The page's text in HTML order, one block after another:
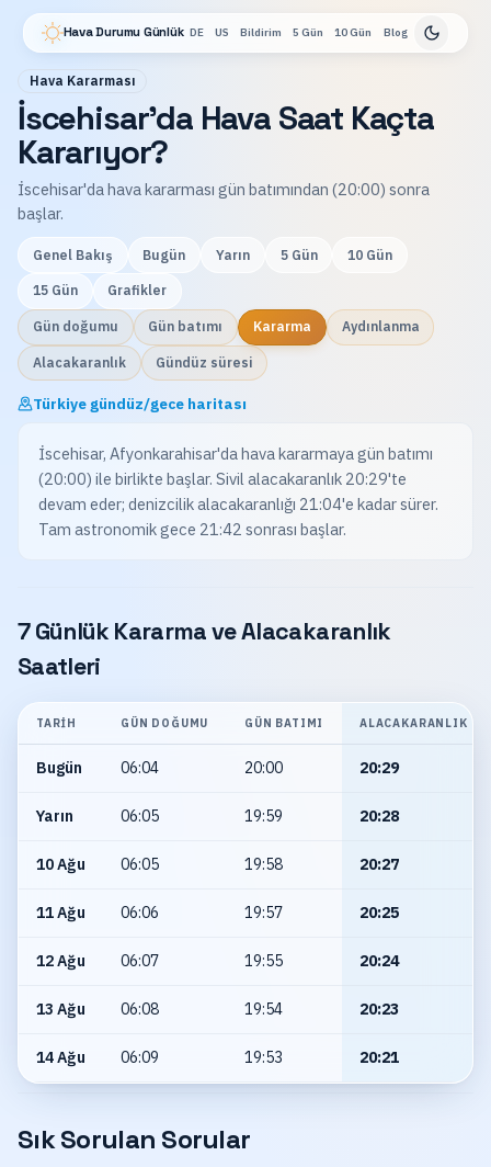
Hava Durumu Günlük DE US Bildirim 5 Gün 10 Gün Blog
Hava Kararması
İscehisar'da Hava Saat Kaçta
Kararıyor?
İscehisar'da hava kararması gün batımından (20:00) sonra
başlar.
Genel Bakış Bugün Yarın 5 Gün 10 Gün
15 Gün Grafikler
Gün doğumu Gün batımı Kararma Aydınlanma
Alacakaranlık Gündüz süresi
Türkiye gündüz/gece haritası
İscehisar, Afyonkarahisar'da hava kararmaya gün batımı
(20:00) ile birlikte başlar. Sivil alacakaranlık 20:29'te
devam eder; denizcilik alacakaranlığı 21:04'e kadar sürer.
Tam astronomik gece 21:42 sonrası başlar.
7 Günlük Kararma ve Alacakaranlık
Saatleri
TARIH GÜN DOĞUMU GÜN BATIMI ALACAKARANLIK
Bugün 06:04 20:00 20:29
Yarın 06:05 19:59 20:28
10 Ağu 06:05 19:58 20:27
11 Ağu 06:06 19:57 20:25
12 Ağu 06:07 19:55 20:24
13 Ağu 06:08 19:54 20:23
14 Ağu 06:09 19:53 20:21
Sık Sorulan Sorular